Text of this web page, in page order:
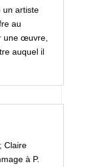
un artiste
au
une œuvre,
auquel il
Claire
à P.